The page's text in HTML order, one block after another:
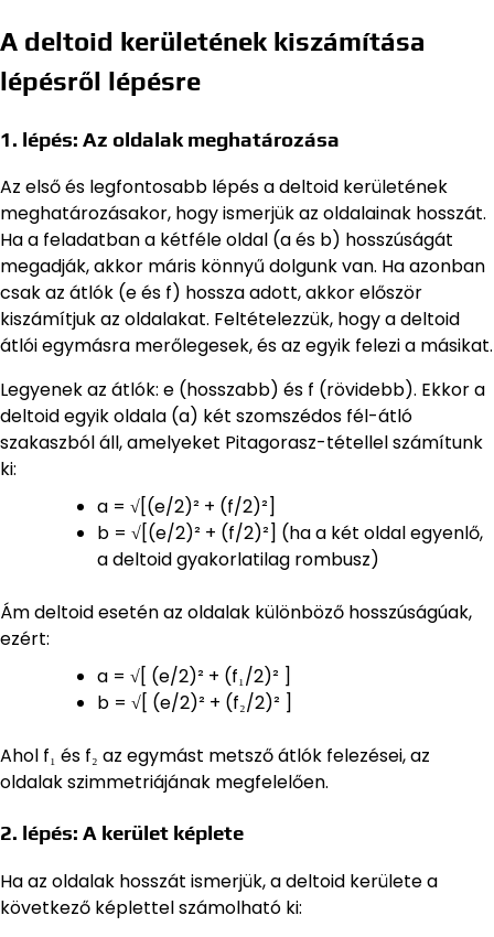
A deltoid kerületének kiszámítása
lépésről lépésre
1. lépés: Az oldalak meghatározása
Az első és legfontosabb lépés a deltoid kerületének
meghatározásakor, hogy ismerjük az oldalainak hosszát.
Ha a feladatban a kétféle oldal (a és b) hosszúságát
megadják, akkor máris könnyű dolgunk van. Ha azonban
csak az átlók (e és f) hossza adott, akkor először
kiszámítjuk az oldalakat. Feltételezzük, hogy a deltoid
átlói egymásra merőlegesek, és az egyik felezi a másikat.
Legyenek az átlók: e (hosszabb) és f (rövidebb). Ekkor a
deltoid egyik oldala (a) két szomszédos fél-átló
szakaszból áll, amelyeket Pitagorasz-tétellel számítunk
ki:
a = √[(e/2)² + (f/2)²]
b = √[(e/2)² + (f/2)²] (ha a két oldal egyenlő,
a deltoid gyakorlatilag rombusz)
Ám deltoid esetén az oldalak különböző hosszúságúak,
ezért:
a = √[ (e/2)² + (f₁/2)² ]
b = √[ (e/2)² + (f₂/2)² ]
Ahol f₁ és f₂ az egymást metsző átlók felezései, az
oldalak szimmetriájának megfelelően.
2. lépés: A kerület képlete
Ha az oldalak hosszát ismerjük, a deltoid kerülete a
következő képlettel számolható ki: